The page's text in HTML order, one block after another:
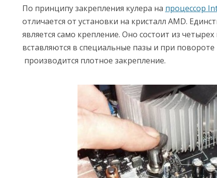
По принципу закрепления кулера на процессор
отличается от установки на кристалл AMD.
является само крепление. Оно состоит из
вставляются в специальные пазы и при повороте
производится плотное закрепление.